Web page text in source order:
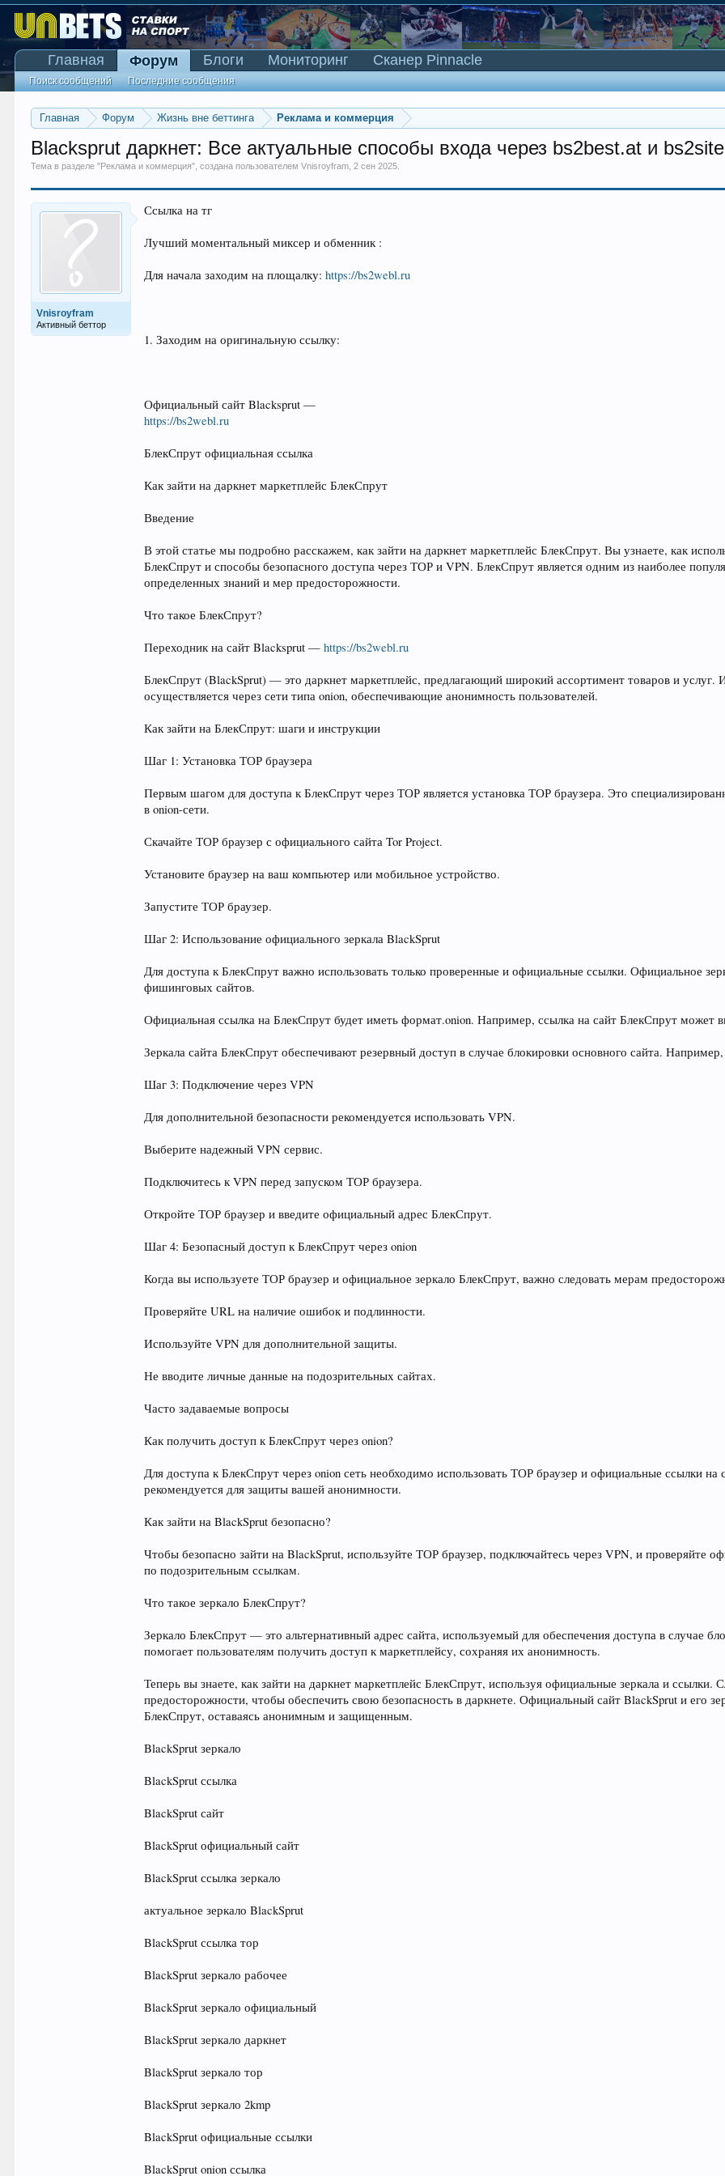
Главная Форум Жизнь вне беттинга Реклама и коммерция
Blacksprut даркнет: Все актуальные способы входа через bs2best.at и
Тема в разделе "Реклама и коммерция", создана пользователемVnisroyfram ,2 сен 2025
Vnisroyfram
Активный беттор
Ссылка на тг
Лучший моментальный миксер и обменник :
Для начала заходим на площалку:https://bs2webl.ru
1. Заходим на оригинальную ссылку:
Официальный сайт Blacksprut —
https://bs2webl.ru
БлекСпрут официальная ссылка
Как зайти на даркнет маркетплейс БлекСпрут
Введение
В этой статье мы подробно расскажем, как зайти на даркнет маркетплейс БлекСпрут. Вы узнаете, как
БлекСпрут и способы безопасного доступа через ТОР и VPN. БлекСпрут является одним из наиболее
определенных знаний и мер предосторожности.
Что такое БлекСпрут?
Переходник на сайт Blacksprut —https://bs2webl.ru
БлекСпрут (BlackSprut) — это даркнет маркетплейс, предлагающий широкий ассортимент товаров и
осуществляется через сети типа onion, обеспечивающие анонимность пользователей.
Как зайти на БлекСпрут: шаги и инструкции
Шаг 1: Установка ТОР браузера
Первым шагом для доступа к БлекСпрут через ТОР является установка ТОР браузера. Это
в onion-сети.
Скачайте ТОР браузер с официального сайта Tor Project.
Установите браузер на ваш компьютер или мобильное устройство.
Запустите ТОР браузер.
Шаг 2: Использование официального зеркала BlackSprut
Для доступа к БлекСпрут важно использовать только проверенные и официальные ссылки. Официальное
фишинговых сайтов.
Официальная ссылка на БлекСпрут будет иметь формат.onion. Например, ссылка на сайт БлекСпрут может
Зеркала сайта БлекСпрут обеспечивают резервный доступ в случае блокировки основного сайта.
Шаг 3: Подключение через VPN
Для дополнительной безопасности рекомендуется использовать VPN.
Выберите надежный VPN сервис.
Подключитесь к VPN перед запуском ТОР браузера.
Откройте ТОР браузер и введите официальный адрес БлекСпрут.
Шаг 4: Безопасный доступ к БлекСпрут через onion
Когда вы используете ТОР браузер и официальное зеркало БлекСпрут, важно следовать мерам
Проверяйте URL на наличие ошибок и подлинности.
Используйте VPN для дополнительной защиты.
Не вводите личные данные на подозрительных сайтах.
Часто задаваемые вопросы
Как получить доступ к БлекСпрут через onion?
Для доступа к БлекСпрут через onion сеть необходимо использовать ТОР браузер и официальные ссылки
рекомендуется для защиты вашей анонимности.
Как зайти на BlackSprut безопасно?
Чтобы безопасно зайти на BlackSprut, используйте ТОР браузер, подключайтесь через VPN, и проверяйте
по подозрительным ссылкам.
Что такое зеркало БлекСпрут?
Зеркало БлекСпрут — это альтернативный адрес сайта, используемый для обеспечения доступа в случае
помогает пользователям получить доступ к маркетплейсу, сохраняя их анонимность.
Теперь вы знаете, как зайти на даркнет маркетплейс БлекСпрут, используя официальные зеркала и
предосторожности, чтобы обеспечить свою безопасность в даркнете. Официальный сайт BlackSprut и его
БлекСпрут, оставаясь анонимным и защищенным.
BlackSprut зеркало
BlackSprut ссылка
BlackSprut сайт
BlackSprut официальный сайт
BlackSprut ссылка зеркало
актуальное зеркало BlackSprut
BlackSprut ссылка тор
BlackSprut зеркало рабочее
BlackSprut зеркало официальный
BlackSprut зеркало даркнет
BlackSprut зеркало тор
BlackSprut зеркало 2kmp
BlackSprut официальные ссылки
BlackSprut onion ссылка
Главная Форум
Поиск сообщений Последние сообщения
Блоги Мониторинг Сканер Pinnacle